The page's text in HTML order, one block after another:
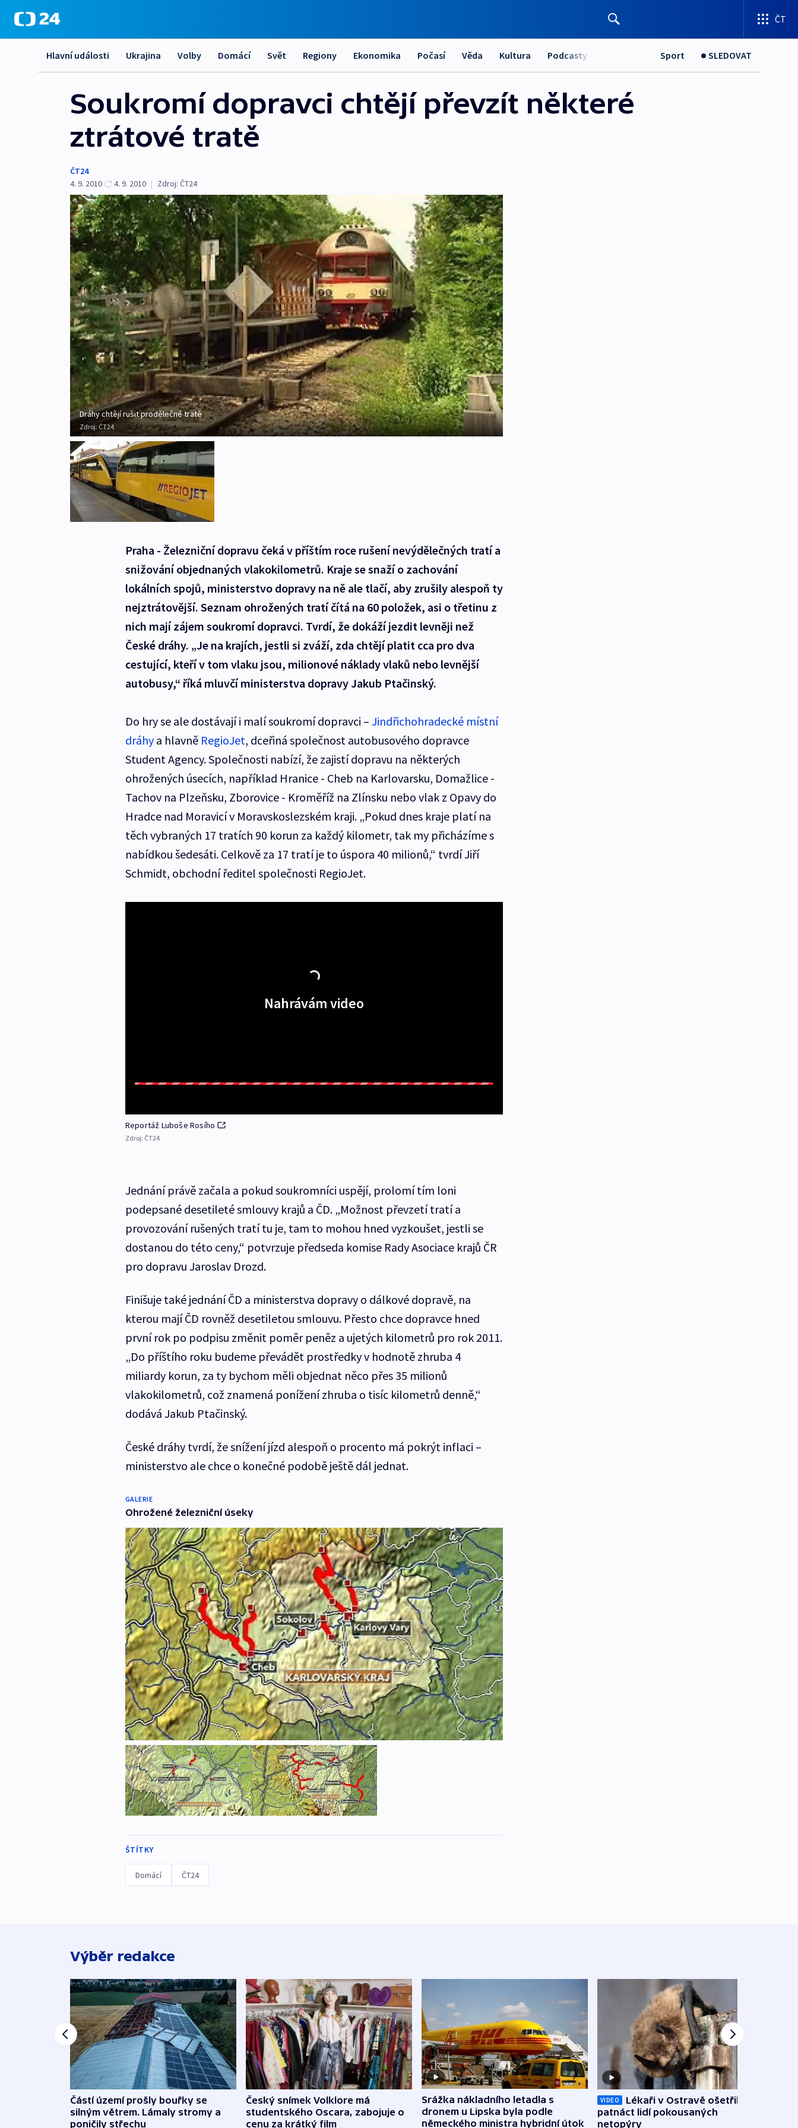
ČT
Hlavní události Ukrajina Volby Domácí Svět Regiony Ekonomika Počasí Věda Kultura Podcasty Sport SLEDOVAT
Soukromí dopravci chtějí převzít některé
ztrátové tratě
ČT24
4. 9. 2010
4. 9. 2010 | Zdroj: ČT24
Dráhy chtějí rušit prodělečné tratě
Zdroj: ČT24
Praha - Železniční dopravu čeká v příštím roce rušení nevýdělečných tratí a
snižování objednaných vlakokilometrů. Kraje se snaží o zachování
lokálních spojů, ministerstvo dopravy na ně ale tlačí, aby zrušily alespoň ty
nejztrátovější. Seznam ohrožených tratí čítá na 60 položek, asi o třetinu z
nich mají zájem soukromí dopravci. Tvrdí, že dokáží jezdit levněji než
České dráhy. „Je na krajích, jestli si zváží, zda chtějí platit cca pro dva
cestující, kteří v tom vlaku jsou, milionové náklady vlaků nebo levnější
autobusy,“ říká mluvčí ministerstva dopravy Jakub Ptačinský.
Do hry se ale dostávají i malí soukromí dopravci – Jindřichohradecké místní
dráhya hlavně RegioJet, dceřiná společnost autobusového dopravce
Student Agency. Společnosti nabízí, že zajistí dopravu na některých
ohrožených úsecích, například Hranice - Cheb na Karlovarsku, Domažlice -
Tachov na Plzeňsku, Zborovice - Kroměříž na Zlínsku nebo vlak z Opavy do
Hradce nad Moravicí v Moravskoslezském kraji. „Pokud dnes kraje platí na
těch vybraných 17 tratích 90 korun za každý kilometr, tak my přicházíme s
nabídkou šedesáti. Celkově za 17 tratí je to úspora 40 milionů,“ tvrdí Jiří
Schmidt, obchodní ředitel společnosti RegioJet.
Nahrávám video
Reportáž Luboše Rosího
Zdroj: ČT24
Jednání právě začala a pokud soukromníci uspějí, prolomí tím loni
podepsané desetileté smlouvy krajů a ČD. „Možnost převzetí tratí a
provozování rušených tratí tu je, tam to mohou hned vyzkoušet, jestli se
dostanou do této ceny,“ potvrzuje předseda komise Rady Asociace krajů ČR
pro dopravu Jaroslav Drozd.
Finišuje také jednání ČD a ministerstva dopravy o dálkové dopravě, na
kterou mají ČD rovněž desetiletou smlouvu. Přesto chce dopravce hned
první rok po podpisu změnit poměr peněz a ujetých kilometrů pro rok 2011.
„Do příštího roku budeme převádět prostředky v hodnotě zhruba 4
miliardy korun, za ty bychom měli objednat něco přes 35 milionů
vlakokilometrů, což znamená ponížení zhruba o tisíc kilometrů denně,“
dodává Jakub Ptačinský.
České dráhy tvrdí, že snížení jízd alespoň o procento má pokrýt inflaci –
ministerstvo ale chce o konečné podobě ještě dál jednat.
GALERIE
Ohrožené železniční úseky
ŠTÍTKY
Domácí ČT24
Výběr redakce
Částí území prošly bouřky se
silným větrem. Lámaly stromy a
poničily střechu
Český snímek Volklore má
studentského Oscara, zabojuje o
cenu za krátký film
Srážka nákladního letadla s
dronem u Lipska byla podle
německého ministra hybridní útok
VIDEO
Lékaři v Ostravě ošetřili už
patnáct lidí pokousaných
netopýry